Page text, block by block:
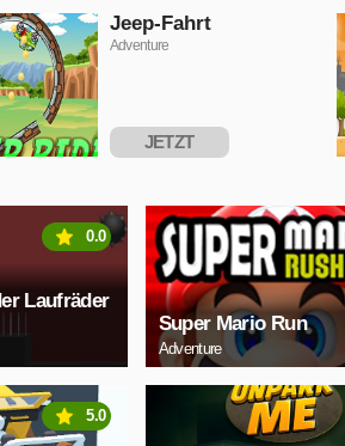
Jeep-Fahrt
Adventure
JETZT
Laufräder
0.0
Super Mario Run
Adventure
5.0